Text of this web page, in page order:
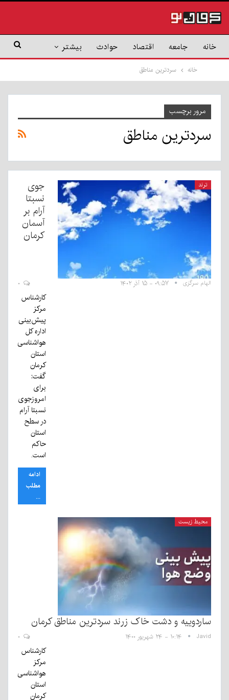
خانه جامعه اقتصاد حوادث بیشتر
خانه سردترین مناطق
مرور برچسب
سردترین مناطق
ترند
جوی
نسبتا
آرام بر
آسمان
کرمان
الهام سرگزی ۰۹:۵۷ - ۱۵ آذر ۱۴۰۲
کارشناس
مرکز
پیش‌بینی
اداره کل
هواشناسی
استان
کرمان
گفت:
برای
امروزجوی
نسبتا آرام
در سطح
استان
حاکم
است.
ادامه
مطلب
...
محیط زیست
ساردوییه و دشت خاک زرند سردترین مناطق کرمان
Javid ۱۰:۱۴ - ۲۴ شهریور ۱۴۰۰
کارشناس
مرکز
هواشناسی
استان
کرمان